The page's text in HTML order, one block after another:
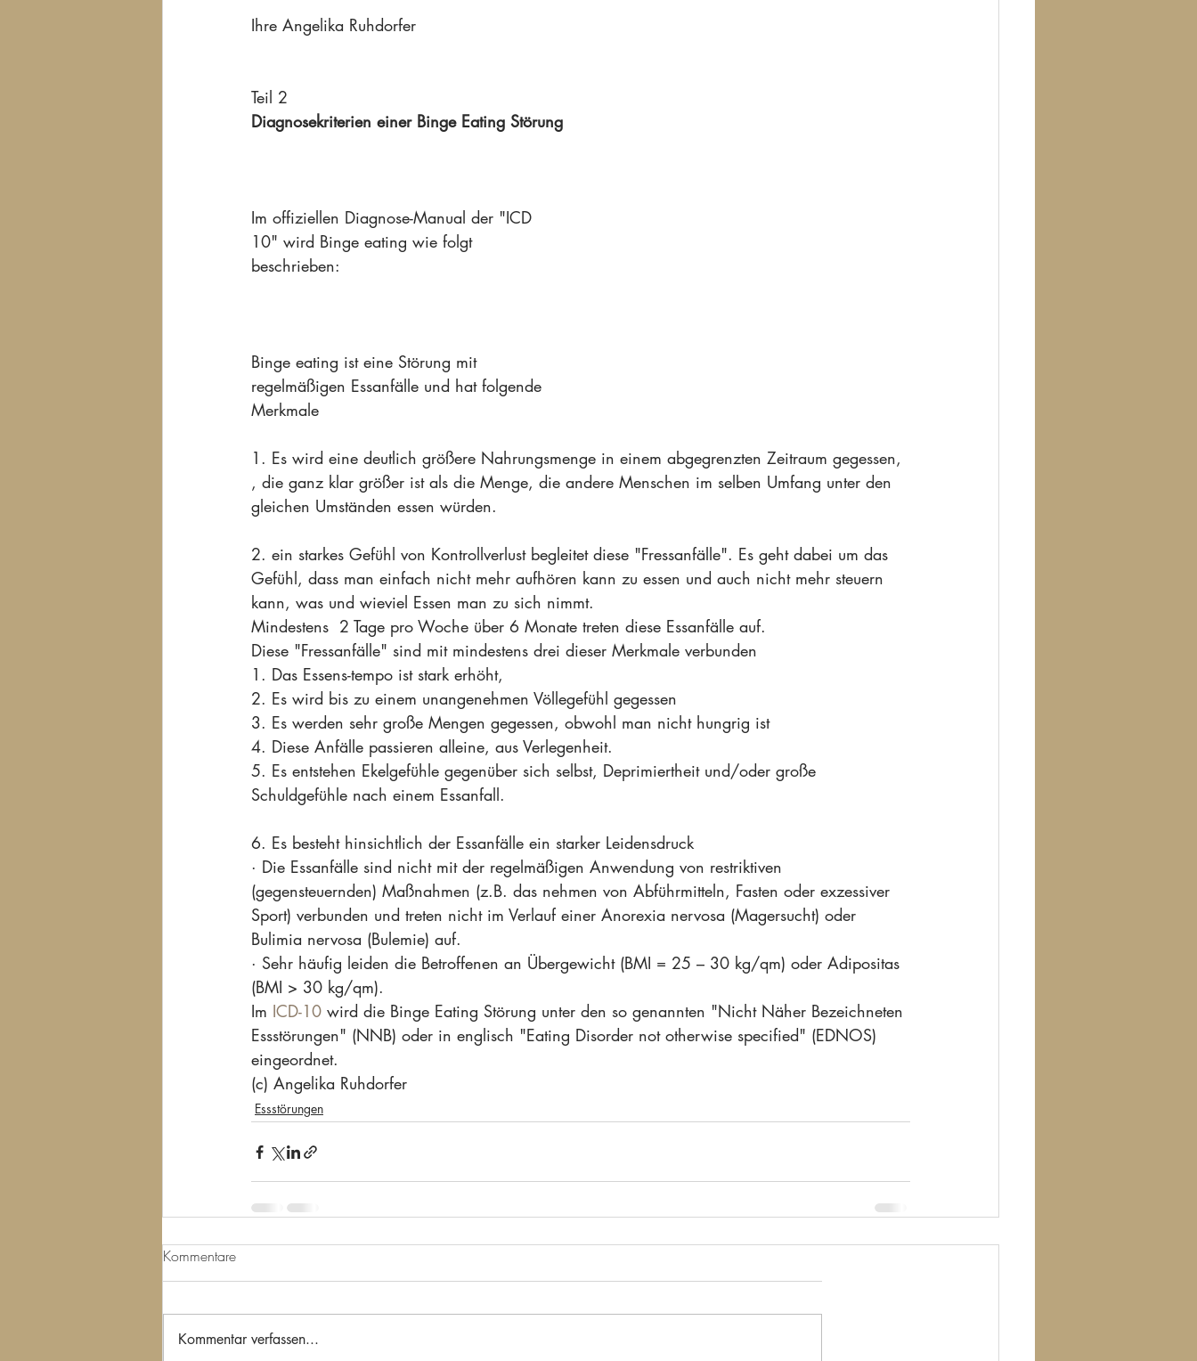
Ihre Angelika Ruhdorfer
Teil 2
Diagnosekriterien einer Binge Eating Störung
Im offiziellen Diagnose-Manual der "ICD
10" wird Binge eating wie folgt
beschrieben:
Binge eating ist eine Störung mit
regelmäßigen Essanfälle und hat folgende
Merkmale
1. Es wird eine deutlich größere Nahrungsmenge in einem abgegrenzten Zeitraum gegessen,
, die ganz klar größer ist als die Menge, die andere Menschen im selben Umfang unter den
gleichen Umständen essen würden.
2. ein starkes Gefühl von Kontrollverlust begleitet diese "Fressanfälle". Es geht dabei um das
Gefühl, dass man einfach nicht mehr aufhören kann zu essen und auch nicht mehr steuern
kann, was und wieviel Essen man zu sich nimmt.
Mindestens  2 Tage pro Woche über 6 Monate treten diese Essanfälle auf.
Diese "Fressanfälle" sind mit mindestens drei dieser Merkmale verbunden
1. Das Essens-tempo ist stark erhöht,
2. Es wird bis zu einem unangenehmen Völlegefühl gegessen
3. Es werden sehr große Mengen gegessen, obwohl man nicht hungrig ist
4. Diese Anfälle passieren alleine, aus Verlegenheit.
5. Es entstehen Ekelgefühle gegenüber sich selbst, Deprimiertheit und/oder große
Schuldgefühle nach einem Essanfall.
6. Es besteht hinsichtlich der Essanfälle ein starker Leidensdruck
· Die Essanfälle sind nicht mit der regelmäßigen Anwendung von restriktiven
(gegensteuernden) Maßnahmen (z.B. das nehmen von Abführmitteln, Fasten oder exzessiver
Sport) verbunden und treten nicht im Verlauf einer Anorexia nervosa (Magersucht) oder
Bulimia nervosa (Bulemie) auf.
· Sehr häufig leiden die Betroffenen an Übergewicht (BMI = 25 – 30 kg/qm) oder Adipositas
(BMI > 30 kg/qm).
Im ICD-10 wird die Binge Eating Störung unter den so genannten "Nicht Näher Bezeichneten
Essstörungen" (NNB) oder in englisch "Eating Disorder not otherwise specified" (EDNOS)
eingeordnet.
(c) Angelika Ruhdorfer
Essstörungen
Kommentare
Kommentar verfassen...